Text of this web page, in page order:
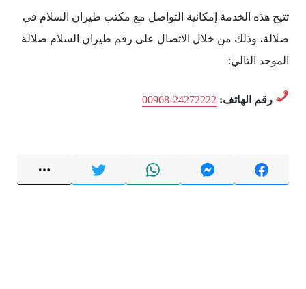
تتيح هذه الخدمة إمكانية التواصل مع مكتب طيران السلام في
صلالة، وذلك من خلال الاتصال على رقم طيران السلام صلالة
الموحد التالي:
رقم الهاتف: 00968-24272222